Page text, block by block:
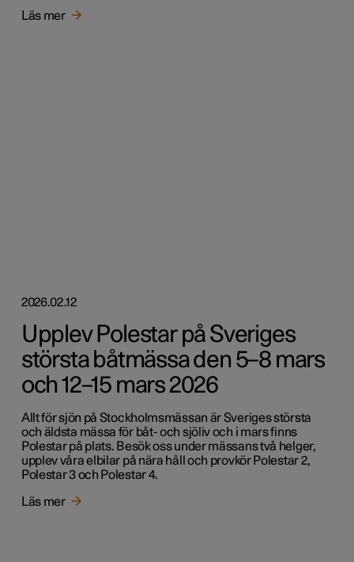
Läs mer
2026.02.12
Upplev Polestar på Sveriges
största båtmässa den 5–8 mars
och 12–15 mars 2026
Allt för sjön på Stockholmsmässan är Sveriges största
och äldsta mässa för båt- och sjöliv och i mars finns
Polestar på plats. Besök oss under mässans två helger,
upplev våra elbilar på nära håll och provkör Polestar 2,
Polestar 3 och Polestar 4.
Läs mer